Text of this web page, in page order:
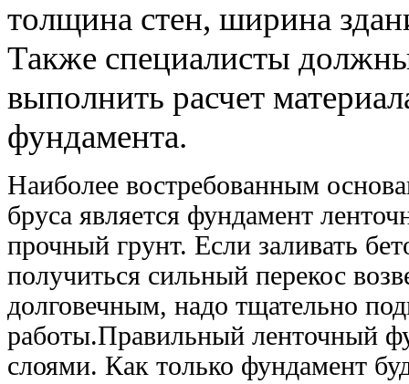
толщина стен, ширина
Также специалисты
выполнить расчет
фундамента.
Наиболее востребованным
бруса является фундамент
прочный грунт. Если заливать
получиться сильный перекос
долговечным, надо тщательно
работы.Правильный ленточный
слоями. Как только фундамент